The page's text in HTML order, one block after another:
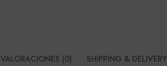
VALORACIONES (0) SHIPPING & DELIVERY